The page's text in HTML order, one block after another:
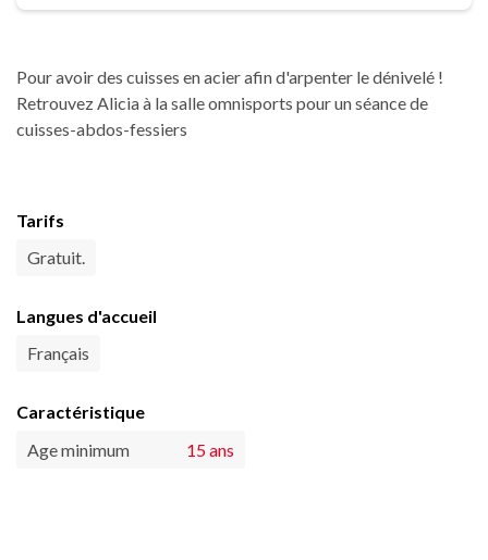
Pour avoir des cuisses en acier afin d'arpenter le dénivelé !
Retrouvez Alicia à la salle omnisports pour un séance de
cuisses-abdos-fessiers
Tarifs
Gratuit.
Langues d'accueil
Français
Caractéristique
Age minimum
15 ans